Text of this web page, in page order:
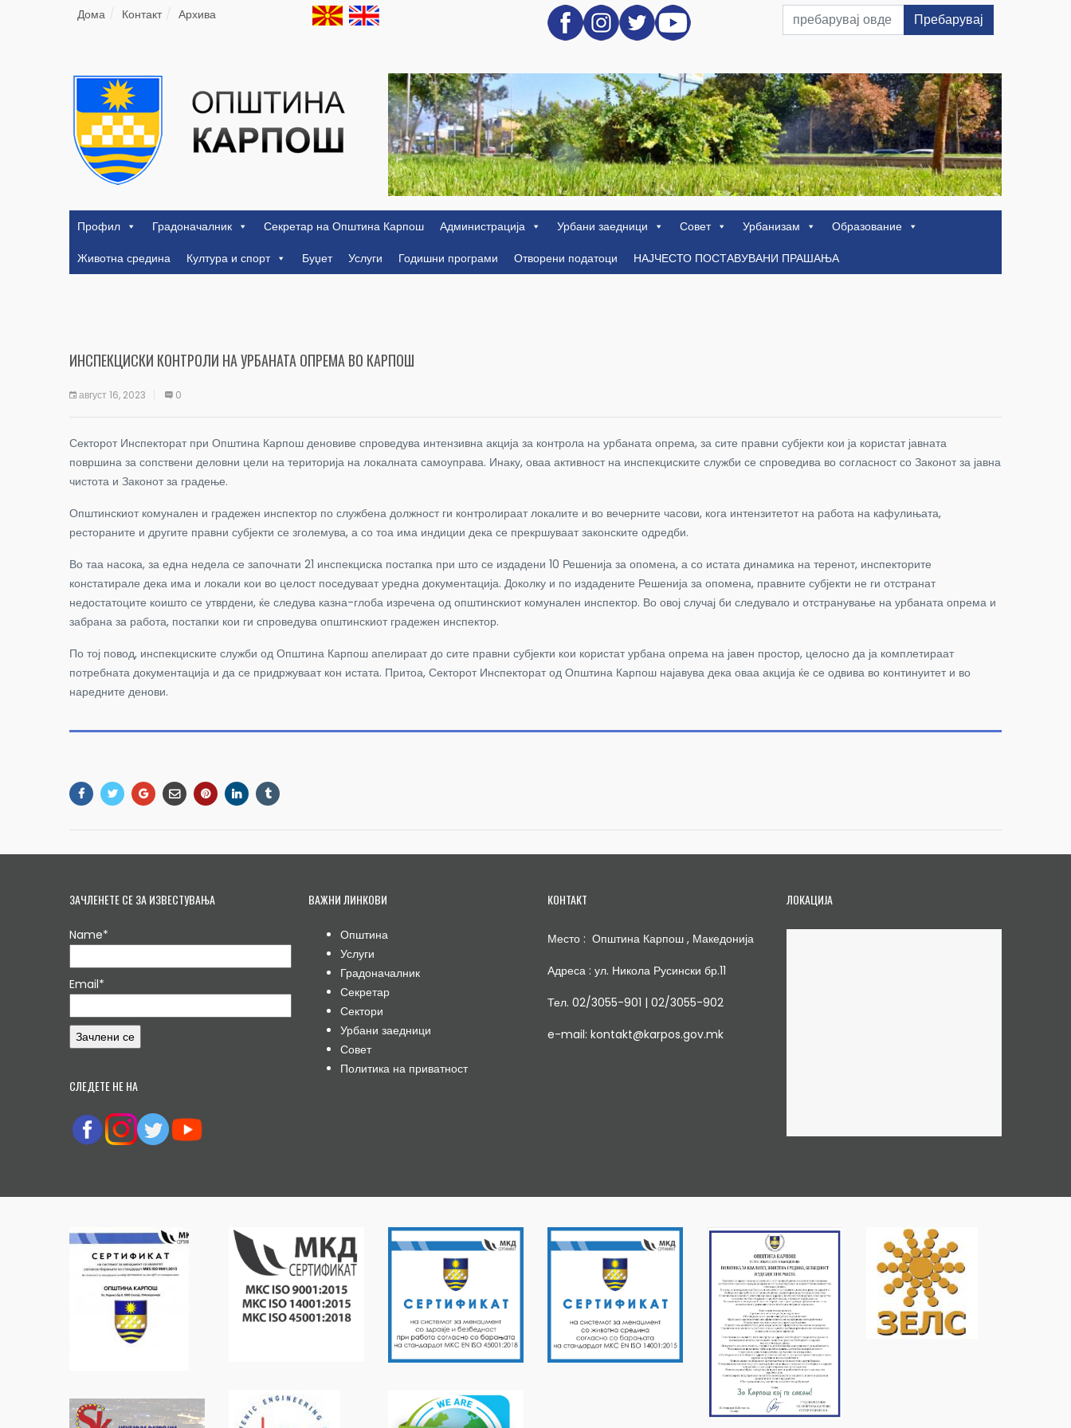
Дома Контакт Архива Пребарувај
Профил Градоначалник Секретар на Општина Карпош Администрација Урбани заедници Совет Урбанизам
Образование
Животна средина
Култура и спорт Буџет Услуги Годишни програми Отворени податоци НАЈЧЕСТО ПОСТАВУВАНИ ПРАШАЊА
ИНСПЕКЦИСКИ КОНТРОЛИ НА УРБАНАТА ОПРЕМА ВО КАРПОШ
август 16, 2023 0
Секторот Инспекторат при Општина Карпош деновиве спроведува интензивна акција за контрола на урбаната опрема, за сите правни субјекти кои ја користат јавната
површина за сопствени деловни цели на територија на локалната самоуправа. Инаку, оваа активност на инспекциските служби се спроведива во согласност со Законот за јавна
чистота и Законот за градење.
Општинскиот комунален и градежен инспектор по службена должност ги контролираат локалите и во вечерните часови, кога интензитетот на работа на кафулињата,
рестораните и другите правни субјекти се зголемува, а со тоа има индиции дека се прекршуваат законските одредби.
Во таа насока, за една недела се започнати 21 инспекциска постапка при што се издадени 10 Решенија за опомена, а со истата динамика на теренот, инспекторите
констатирале дека има и локали кои во целост поседуваат уредна документација. Доколку и по издадените Решенија за опомена, правните субјекти не ги отстранат
недостатоците коишто се утврдени, ќе следува казна-глоба изречена од општинскиот комунален инспектор. Во овој случај би следувало и отстранување на урбаната опрема и
забрана за работа, постапки кои ги спроведува општинскиот градежен инспектор.
По тој повод, инспекциските служби од Општина Карпош апелираат до сите правни субјекти кои користат урбана опрема на јавен простор, целосно да ја комплетираат
потребната документација и да се придржуваат кон истата. Притоа, Секторот Инспекторат од Општина Карпош најавува дека оваа акција ќе се одвива во континуитет и во
наредните денови.
ЗАЧЛЕНЕТЕ СЕ ЗА ИЗВЕСТУВАЊА
Name*
Email*
СЛЕДЕТЕ НЕ НА
ВАЖНИ ЛИНКОВИ
Општина
Услуги
Градоначалник
Секретар
Сектори
Урбани заедници
Совет
Политика на приватност
КОНТАКТ
Место : Општина Карпош , Македонија
Адреса : ул. Никола Русински бр.11
Тел. 02/3055-901 | 02/3055-902
e-mail: kontakt@karpos.gov.mk
ЛОКАЦИЈА